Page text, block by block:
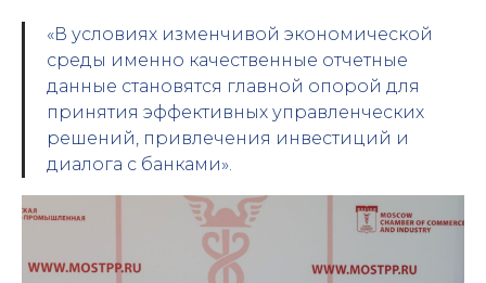
«В условиях изменчивой экономической
среды именно качественные отчетные
данные становятся главной опорой для
принятия эффективных управленческих
решений, привлечения инвестиций и
диалога с банками».